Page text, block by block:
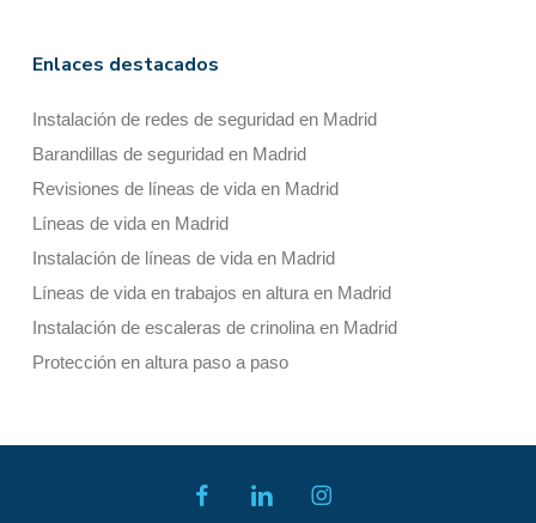
Enlaces destacados
Instalación de redes de seguridad en Madrid
Barandillas de seguridad en Madrid
Revisiones de líneas de vida en Madrid
Líneas de vida en Madrid
Instalación de líneas de vida en Madrid
Líneas de vida en trabajos en altura en Madrid
Instalación de escaleras de crinolina en Madrid
Protección en altura paso a paso
facebooklinkedin instagram